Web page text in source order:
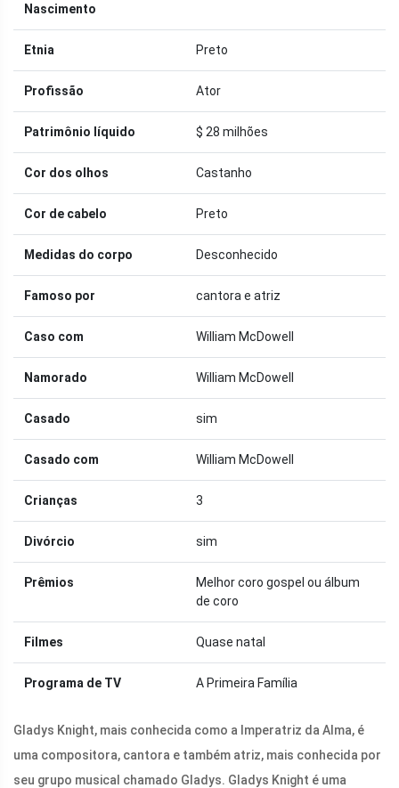
Nascimento
Etnia Preto
Profissão Ator
Patrimônio líquido $ 28 milhões
Cor dos olhos Castanho
Cor de cabelo Preto
Medidas do corpo Desconhecido
Famoso por cantora e atriz
Caso com William McDowell
Namorado William McDowell
Casado sim
Casado com William McDowell
Crianças 3
Divórcio sim
Prêmios
Melhor coro gospel ou álbum
de coro
Filmes Quase natal
Programa de TV A Primeira Família
Gladys Knight, mais conhecida como a Imperatriz da Alma, é
uma compositora, cantora e também atriz, mais conhecida por
seu grupo musical chamado Gladys. Gladys Knight é uma